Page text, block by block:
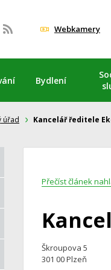
Webkamery
Bydlení
úřad Kancelář ředitele
Přečíst článek
Škroupova 5
301 00 Plzeň